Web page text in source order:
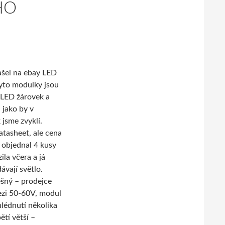
na ebay LED
modulky jsou
žárovek a
jako by v
zvyklí.
ale cena
4 kusy
včera a já
světlo.
– prodejce
50-60V, modul
několika
větší –